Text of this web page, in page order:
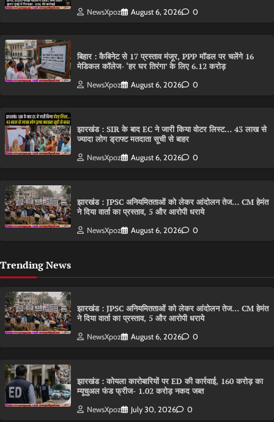
NewsXpoz August 6, 2026 0
बिहार : कैबिनेट से 17 प्रस्ताव मंजूर, PPP मॉडल पर चलेंगे 16
मेडिकल कॉलेज- ‘हर घर तिरंगा’ के लिए 6.12 करोड़
NewsXpoz August 6, 2026 0
झारखंड : SIR के बाद EC ने जारी किया वोटर लिस्ट… 43 लाख से
ज्यादा लोग ड्राफ्ट मतदाता सूची से बाहर
NewsXpoz August 6, 2026 0
झारखंड : JPSC अनियमितताओं को लेकर आंदोलन तेज… CM हेमंत
ने दिया वार्ता का प्रस्ताव, 5 और आरोपी धराये
NewsXpoz August 6, 2026 0
Trending News
झारखंड : JPSC अनियमितताओं को लेकर आंदोलन तेज… CM हेमंत
ने दिया वार्ता का प्रस्ताव, 5 और आरोपी धराये
NewsXpoz August 6, 2026 0
झारखंड : कोयला कारोबारियों पर ED की कार्रवाई, 160 करोड़ का
म्यूचुअल फंड फ्रीज- 1.02 करोड़ नकद जब्त
NewsXpoz July 30, 2026 0